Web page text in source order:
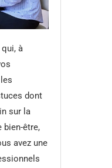
à
dont
sur la
bien-être,
avez une